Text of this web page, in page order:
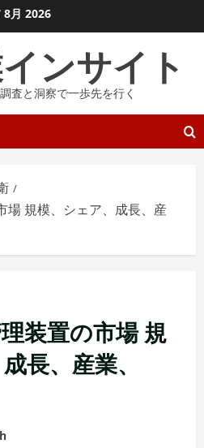
8月 2026
ンサイト
査と洞察で一歩先を行く
場 規模、シェア、成長、産
装置の市場 規
長、産業、